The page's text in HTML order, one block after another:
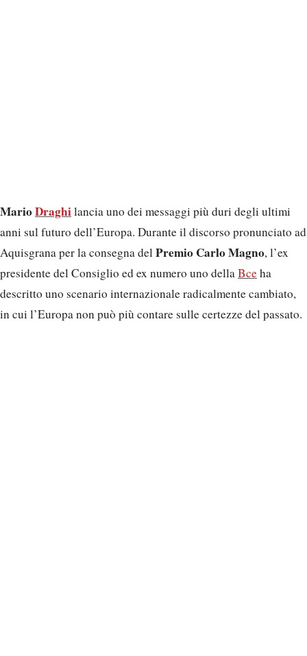
MarioDraghilancia uno dei messaggi più duri degli ultimi
anni sul futuro dell’Europa. Durante il discorso pronunciato ad
Aquisgrana per la consegna delPremio Carlo Magno, l’ex
presidente del Consiglio ed ex numero uno dellaBceha
descritto uno scenario internazionale radicalmente cambiato,
in cui l’Europa non può più contare sulle certezze del passato.